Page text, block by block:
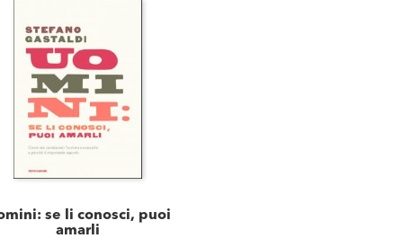
se li conosci, puoi
amarli